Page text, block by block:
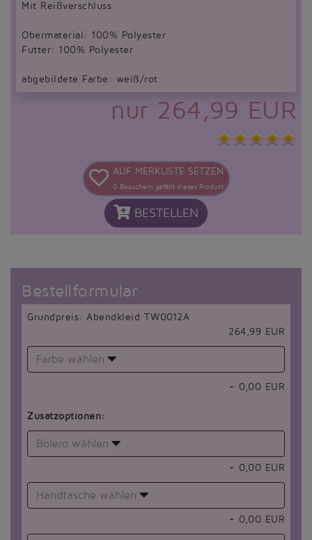
Mit Reißverschluss
Obermaterial: 100% Polyester
Futter: 100% Polyester
abgebildete Farbe: weiß/rot
nur 264,99 EUR
AUF MERKLISTE SETZEN
0 Besuchern gefällt dieses Produkt
BESTELLEN
Bestellformular
Grundpreis: Abendkleid TW0012A
264,99 EUR
Farbe wählen
+ 0,00 EUR
Zusatzoptionen:
Bolero wählen
+ 0,00 EUR
Handtasche wählen
+ 0,00 EUR